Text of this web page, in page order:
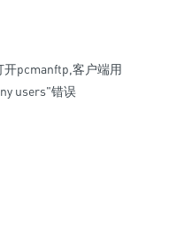
开pcmanftp,客户端用
users"错误